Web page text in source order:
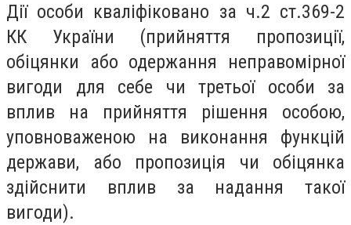
Дії особи кваліфіковано за ч.2 ст.369-2
КК України (прийняття пропозиції,
обіцянки або одержання неправомірної
вигоди для себе чи третьої особи за
вплив на прийняття рішення особою,
уповноваженою на виконання функцій
держави, або пропозиція чи обіцянка
здійснити вплив за надання такої
вигоди).